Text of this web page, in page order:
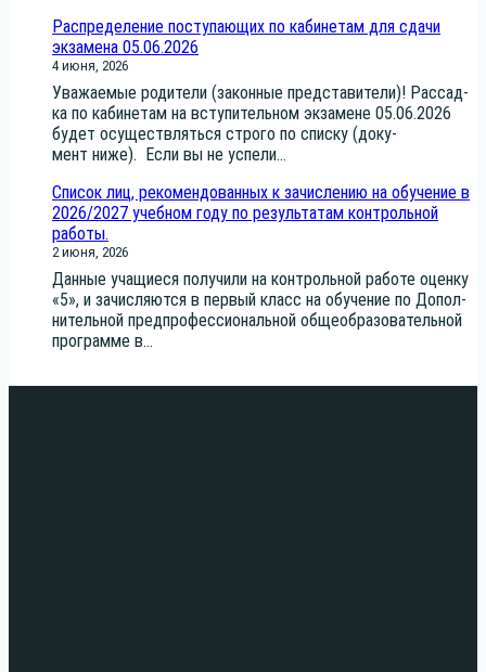
Распределение поступающих по кабинетам для сдачи
экзамена 05.06.2026
4 июня, 2026
Ува­жа­е­мые роди­те­ли (закон­ные пред­ста­ви­те­ли)! Рас­сад­
ка по каби­не­там на всту­пи­тель­ном экза­мене 05.06.2026
будет осу­ществ­лять­ся стро­го по спис­ку (доку­
мент ниже). Если вы не успе­ли...
Список лиц, рекомендованных к зачислению на обучение в
2026/2027 учебном году по результатам контрольной
работы.
2 июня, 2026
Дан­ные уча­щи­е­ся полу­чи­ли на кон­троль­ной рабо­те оцен­ку
«5», и зачис­ля­ют­ся в пер­вый класс на обу­че­ние по Допол­
ни­тель­ной пред­про­фес­си­о­наль­ной обще­об­ра­зо­ва­тель­ной
про­грам­ме в...